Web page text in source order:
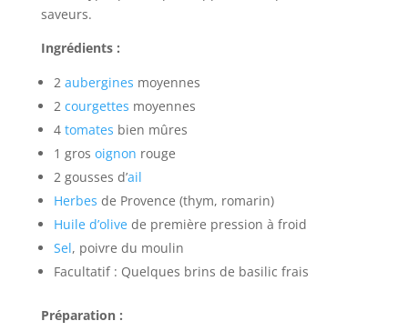
saveurs.
Ingrédients :
2 aubergines moyennes
2 courgettes moyennes
4 tomates bien mûres
1 gros oignon rouge
2 gousses d’ail
Herbes de Provence (thym, romarin)
Huile d’olivede première pression à froid
Sel, poivre du moulin
Facultatif : Quelques brins de basilic frais
Préparation :